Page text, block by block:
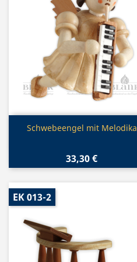
Vorschau
Schwebeengel mit Melodika
33,30 €
EK 013-2